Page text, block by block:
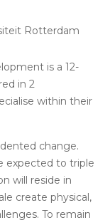
Rotterdam
is a 12-
in 2
within their
change.
expected to triple
will reside in
create physical,
To remain